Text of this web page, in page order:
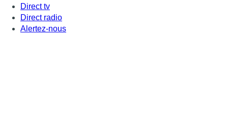
Direct tv
Direct radio
Alertez-nous